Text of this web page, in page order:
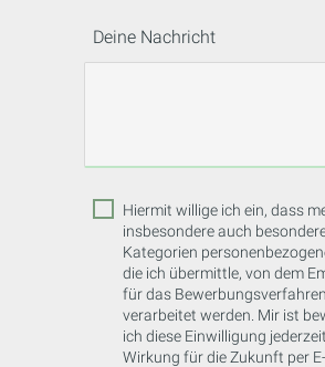
Deine Nachricht
Hiermit willige ich ein, dass
insbesondere auch
Kategorien
die ich übermittle, von dem
für das Bewerbungsverfahren
verarbeitet werden. Mir ist
ich diese Einwilligung
Wirkung für die Zukunft per